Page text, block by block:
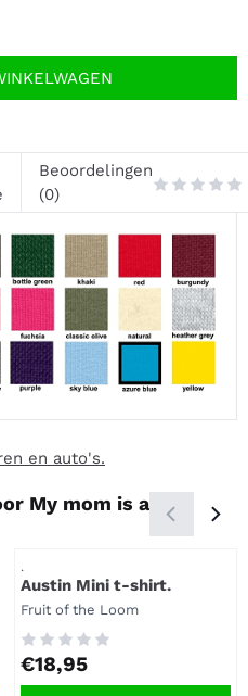
Beoordelingen
(0)
en auto's.
My mom is a
.
Austin Mini t-shirt.
Merk:
Fruit of the Loom
Prijs: 18,95
€18,95